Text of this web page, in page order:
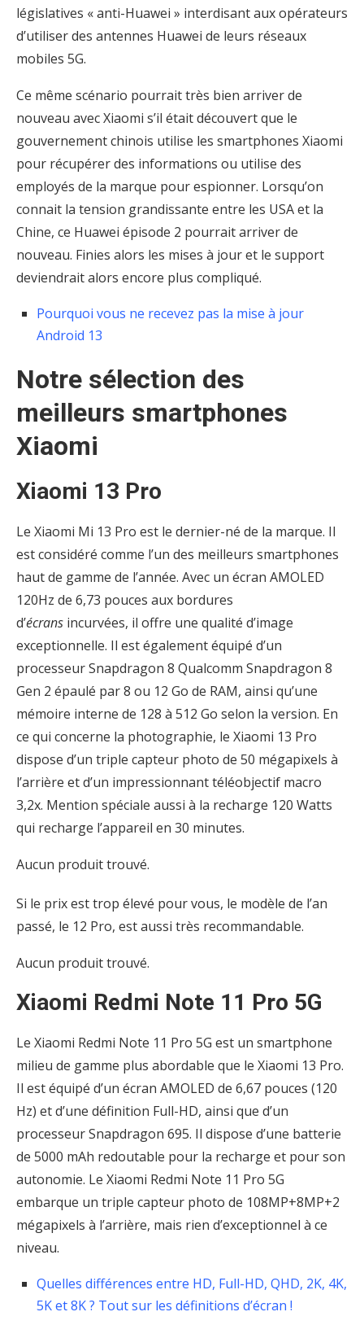
législatives « anti-Huawei » interdisant aux opérateurs
d’utiliser des antennes Huawei de leurs réseaux
mobiles 5G.
Ce même scénario pourrait très bien arriver de
nouveau avec Xiaomi s’il était découvert que le
gouvernement chinois utilise les smartphones Xiaomi
pour récupérer des informations ou utilise des
employés de la marque pour espionner. Lorsqu’on
connait la tension grandissante entre les USA et la
Chine, ce Huawei épisode 2 pourrait arriver de
nouveau. Finies alors les mises à jour et le support
deviendrait alors encore plus compliqué.
Pourquoi vous ne recevez pas la mise à jour
Android 13
Notre sélection des
meilleurs smartphones
Xiaomi
Xiaomi 13 Pro
Le Xiaomi Mi 13 Pro est le dernier-né de la marque. Il
est considéré comme l’un des meilleurs smartphones
haut de gamme de l’année. Avec un écran AMOLED
120Hz de 6,73 pouces aux bordures
d’écrans incurvées, il offre une qualité d’image
exceptionnelle. Il est également équipé d’un
processeur Snapdragon 8 Qualcomm Snapdragon 8
Gen 2 épaulé par 8 ou 12 Go de RAM, ainsi qu’une
mémoire interne de 128 à 512 Go selon la version. En
ce qui concerne la photographie, le Xiaomi 13 Pro
dispose d’un triple capteur photo de 50 mégapixels à
l’arrière et d’un impressionnant téléobjectif macro
3,2x. Mention spéciale aussi à la recharge 120 Watts
qui recharge l’appareil en 30 minutes.
Aucun produit trouvé.
Si le prix est trop élevé pour vous, le modèle de l’an
passé, le 12 Pro, est aussi très recommandable.
Aucun produit trouvé.
Xiaomi Redmi Note 11 Pro 5G
Le Xiaomi Redmi Note 11 Pro 5G est un smartphone
milieu de gamme plus abordable que le Xiaomi 13 Pro.
Il est équipé d’un écran AMOLED de 6,67 pouces (120
Hz) et d’une définition Full-HD, ainsi que d’un
processeur Snapdragon 695. Il dispose d’une batterie
de 5000 mAh redoutable pour la recharge et pour son
autonomie. Le Xiaomi Redmi Note 11 Pro 5G
embarque un triple capteur photo de 108MP+8MP+2
mégapixels à l’arrière, mais rien d’exceptionnel à ce
niveau.
Quelles différences entre HD, Full-HD, QHD, 2K, 4K,
5K et 8K ? Tout sur les définitions d’écran !